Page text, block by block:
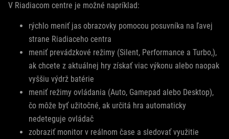
V Riadiacom centre je možné napríklad:
rýchlo meniť jas obrazovky pomocou posuvníka na ľavej
strane Riadiaceho centra
meniť prevádzkové režimy (Silent, Performance a Turbo,),
ak chcete z aktuálnej hry získať viac výkonu alebo naopak
vyššiu výdrž batérie
meniť režimy ovládania (Auto, Gamepad alebo Desktop),
čo môže byť užitočné, ak určitá hra automaticky
nedeteguje ovládač
zobraziť monitor v reálnom čase a sledovať využitie